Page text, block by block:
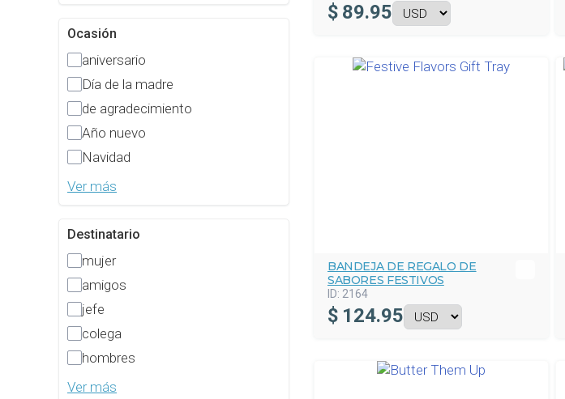
Ocasión
aniversario
Día de la madre
de agradecimiento
Año nuevo
Navidad
Ver más
Destinatario
mujer
amigos
jefe
colega
hombres
Ver más
$ 89.95
BANDEJA DE REGALO DE
SABORES FESTIVOS
ID: 2164
$ 124.95